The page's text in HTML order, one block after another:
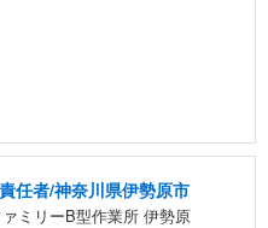
任者/神奈川県伊勢原市
ミリーB型作業所 伊勢原